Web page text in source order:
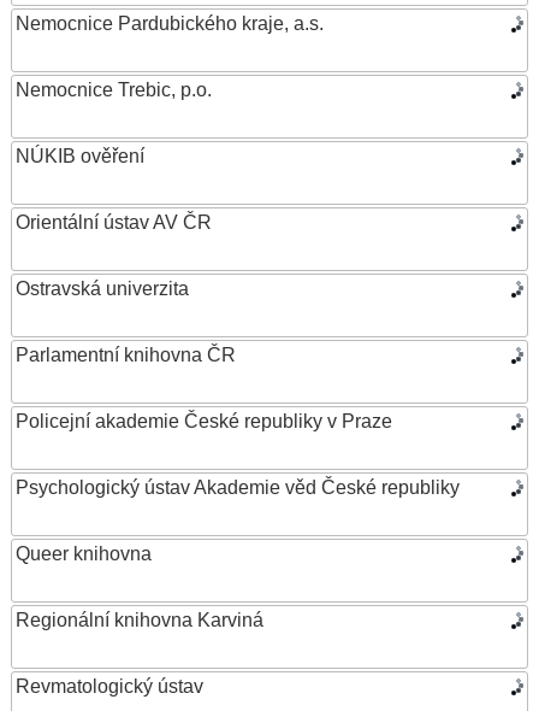
Nemocnice Pardubického kraje, a.s.
Nemocnice Trebic, p.o.
NÚKIB ověření
Orientální ústav AV ČR
Ostravská univerzita
Parlamentní knihovna ČR
Policejní akademie České republiky v Praze
Psychologický ústav Akademie věd České republiky
Queer knihovna
Regionální knihovna Karviná
Revmatologický ústav